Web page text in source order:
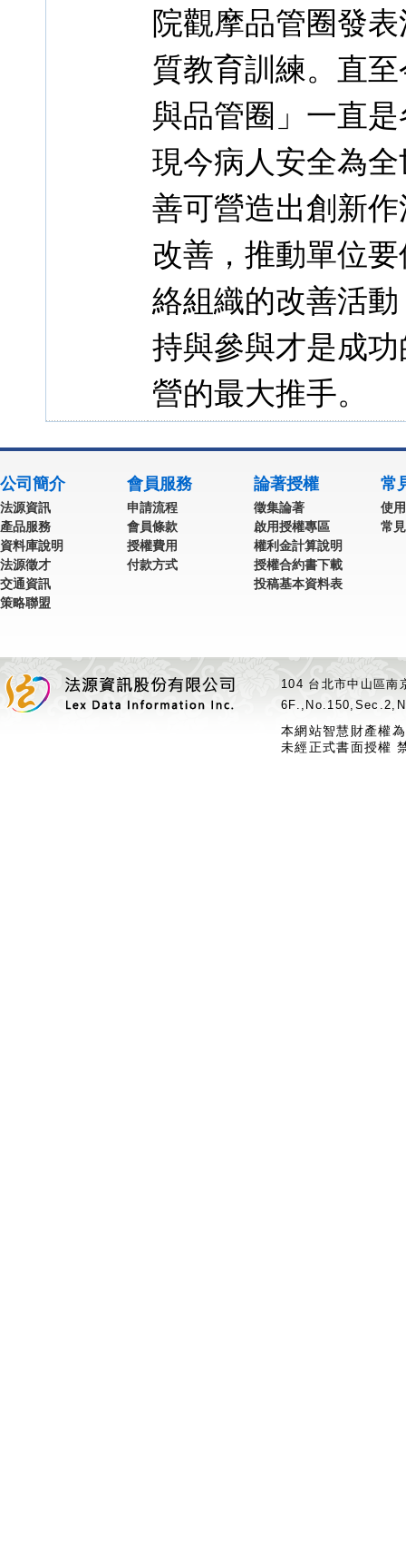
院觀摩品管圈發
質教育訓練。直
與品管圈」一直
現今病人安全為
善可營造出創新
改善，推動單位
絡組織的改善活
持與參與才是成
營的最大推手。
公司簡介
法源資訊
產品服務
資料庫說明
法源徵才
交通資訊
策略聯盟
會員服務
申請流程
會員條款
授權費用
付款方式
論著授權
徵集論著
啟用授權專區
權利金計算說明
授權合約書下載
投稿基本資料表
常
使
常
104 台北市中山區
本網站智慧財產權
未經正式書面授權